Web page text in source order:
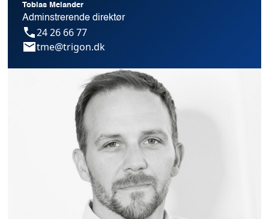
Tobias Melander
Adminstrerende direktør
24 26 66 77
tme@trigon.dk